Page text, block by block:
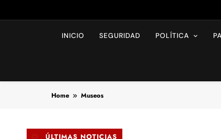
INICIO SEGURIDAD POLÍTICA
Home Museos
ÚLTIMAS NOTICIAS